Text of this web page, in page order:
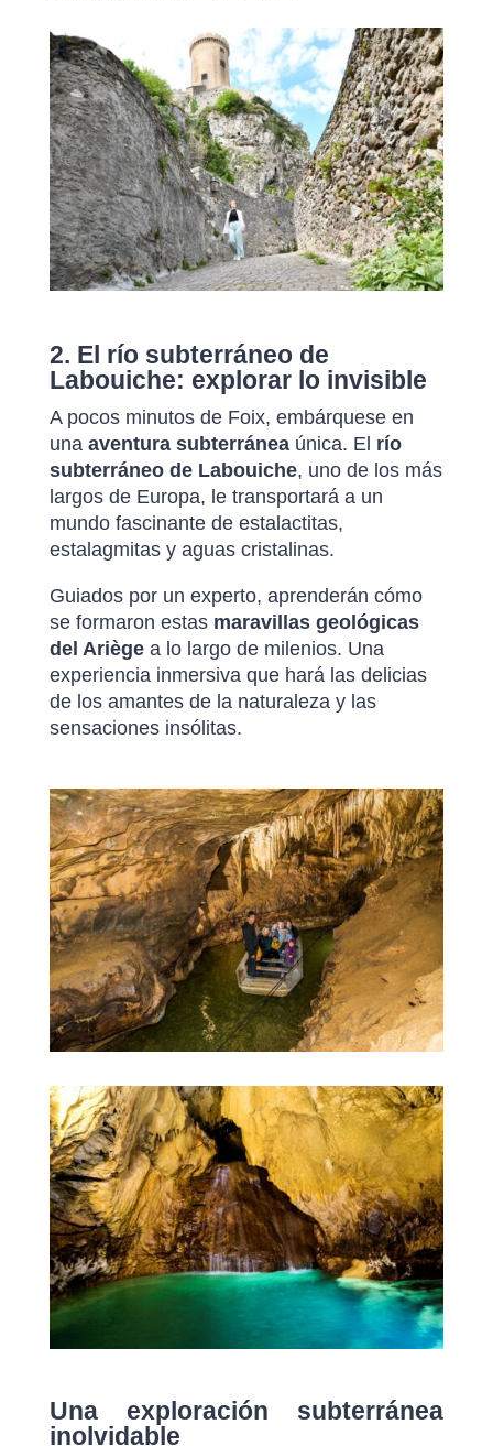
2. El río subterráneo de
Labouiche: explorar lo invisible
A pocos minutos de Foix, embárquese en
una aventura subterráneaúnica. El río
subterráneo de Labouiche, uno de los más
largos de Europa, le transportará a un
mundo fascinante de estalactitas,
estalagmitas y aguas cristalinas.
Guiados por un experto, aprenderán cómo
se formaron estas maravillas geológicas
del Ariègea lo largo de milenios. Una
experiencia inmersiva que hará las delicias
de los amantes de la naturaleza y las
sensaciones insólitas.
Una exploración subterránea
inolvidable